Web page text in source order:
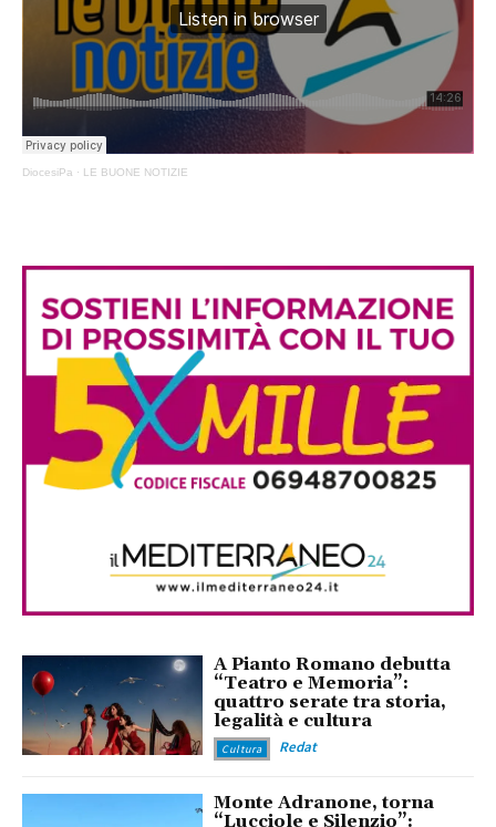
DiocesiPa · LE BUONE NOTIZIE
A Pianto Romano debutta
“Teatro e Memoria”:
quattro serate tra storia,
legalità e cultura
Cultura Redat
Monte Adranone, torna
“Lucciole e Silenzio”: